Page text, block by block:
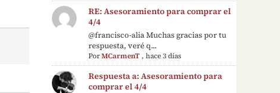
RE: Asesoramiento para comprar el
4/4
@francisco-alia Muchas gracias por tu
respuesta, veré q...
PorMCarmenT ,hace 3 días
Respuesta a: Asesoramiento para
comprar el 4/4